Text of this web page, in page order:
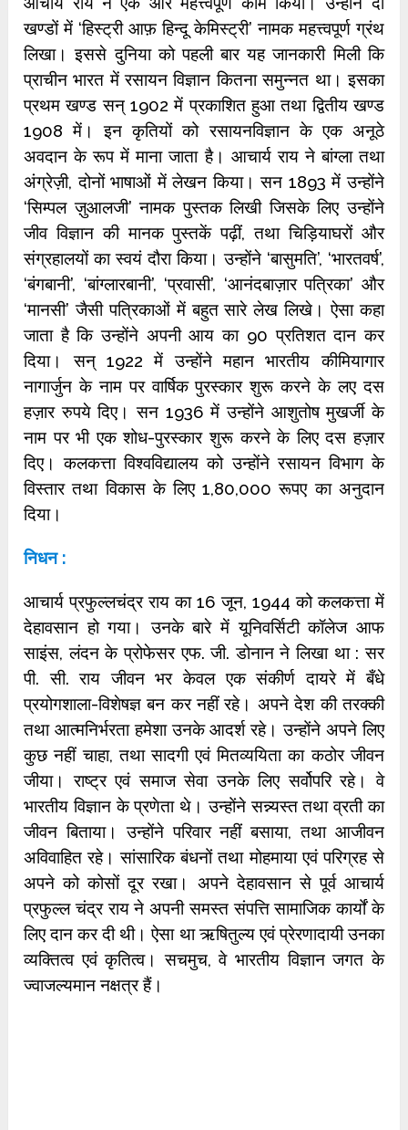
खण्डों में ‘हिस्ट्री आफ़ हिन्दू केमिस्ट्री’ नामक महत्त्वपूर्ण ग्रंथ
लिखा। इससे दुनिया को पहली बार यह जानकारी मिली कि
प्राचीन भारत में रसायन विज्ञान कितना समुन्नत था। इसका
प्रथम खण्ड सन् 1902 में प्रकाशित हुआ तथा द्वितीय खण्ड
1908 में। इन कृतियों को रसायनविज्ञान के एक अनूठे
अवदान के रूप में माना जाता है। आचार्य राय ने बांग्ला तथा
अंग्रेज़ी, दोनों भाषाओं में लेखन किया। सन 1893 में उन्होंने
‘सिम्पल ज़ुआलजी’ नामक पुस्तक लिखी जिसके लिए उन्होंने
जीव विज्ञान की मानक पुस्तकें पढ़ीं, तथा चिड़ियाघरों और
संग्रहालयों का स्वयं दौरा किया। उन्होंने ‘बासुमति’, ‘भारतवर्ष’,
‘बंगबानी’, ‘बांग्लारबानी’, ‘प्रवासी’, ‘आनंदबाज़ार पत्रिका’ और
‘मानसी’ जैसी पत्रिकाओं में बहुत सारे लेख लिखे। ऐसा कहा
जाता है कि उन्होंने अपनी आय का 90 प्रतिशत दान कर
दिया। सन् 1922 में उन्होंने महान भारतीय कीमियागार
नागार्जुन के नाम पर वार्षिक पुरस्कार शुरू करने के लए दस
हज़ार रुपये दिए। सन 1936 में उन्होंने आशुतोष मुखर्जी के
नाम पर भी एक शोध-पुरस्कार शुरू करने के लिए दस हज़ार
दिए। कलकत्ता विश्वविद्यालय को उन्होंने रसायन विभाग के
विस्तार तथा विकास के लिए 1,80,000 रूपए का अनुदान
दिया।
निधन :
आचार्य प्रफुल्लचंद्र राय का 16 जून, 1944 को कलकत्ता में
देहावसान हो गया। उनके बारे में यूनिवर्सिटी कॉलेज आफ
साइंस, लंदन के प्रोफेसर एफ. जी. डोनान ने लिखा था : सर
पी. सी. राय जीवन भर केवल एक संकीर्ण दायरे में बँधे
प्रयोगशाला-विशेषज्ञ बन कर नहीं रहे। अपने देश की तरक्की
तथा आत्मनिर्भरता हमेशा उनके आदर्श रहे। उन्होंने अपने लिए
कुछ नहीं चाहा, तथा सादगी एवं मितव्ययिता का कठोर जीवन
जीया। राष्ट्र एवं समाज सेवा उनके लिए सर्वोपरि रहे। वे
भारतीय विज्ञान के प्रणेता थे। उन्होंने सन्न्यस्त तथा व्रती का
जीवन बिताया। उन्होंने परिवार नहीं बसाया, तथा आजीवन
अविवाहित रहे। सांसारिक बंधनों तथा मोहमाया एवं परिग्रह से
अपने को कोसों दूर रखा। अपने देहावसान से पूर्व आचार्य
प्रफुल्ल चंद्र राय ने अपनी समस्त संपत्ति सामाजिक कार्यों के
लिए दान कर दी थी। ऐसा था ऋषितुल्य एवं प्रेरणादायी उनका
व्यक्तित्व एवं कृतित्व। सचमुच, वे भारतीय विज्ञान जगत के
ज्वाजल्यमान नक्षत्र हैं।